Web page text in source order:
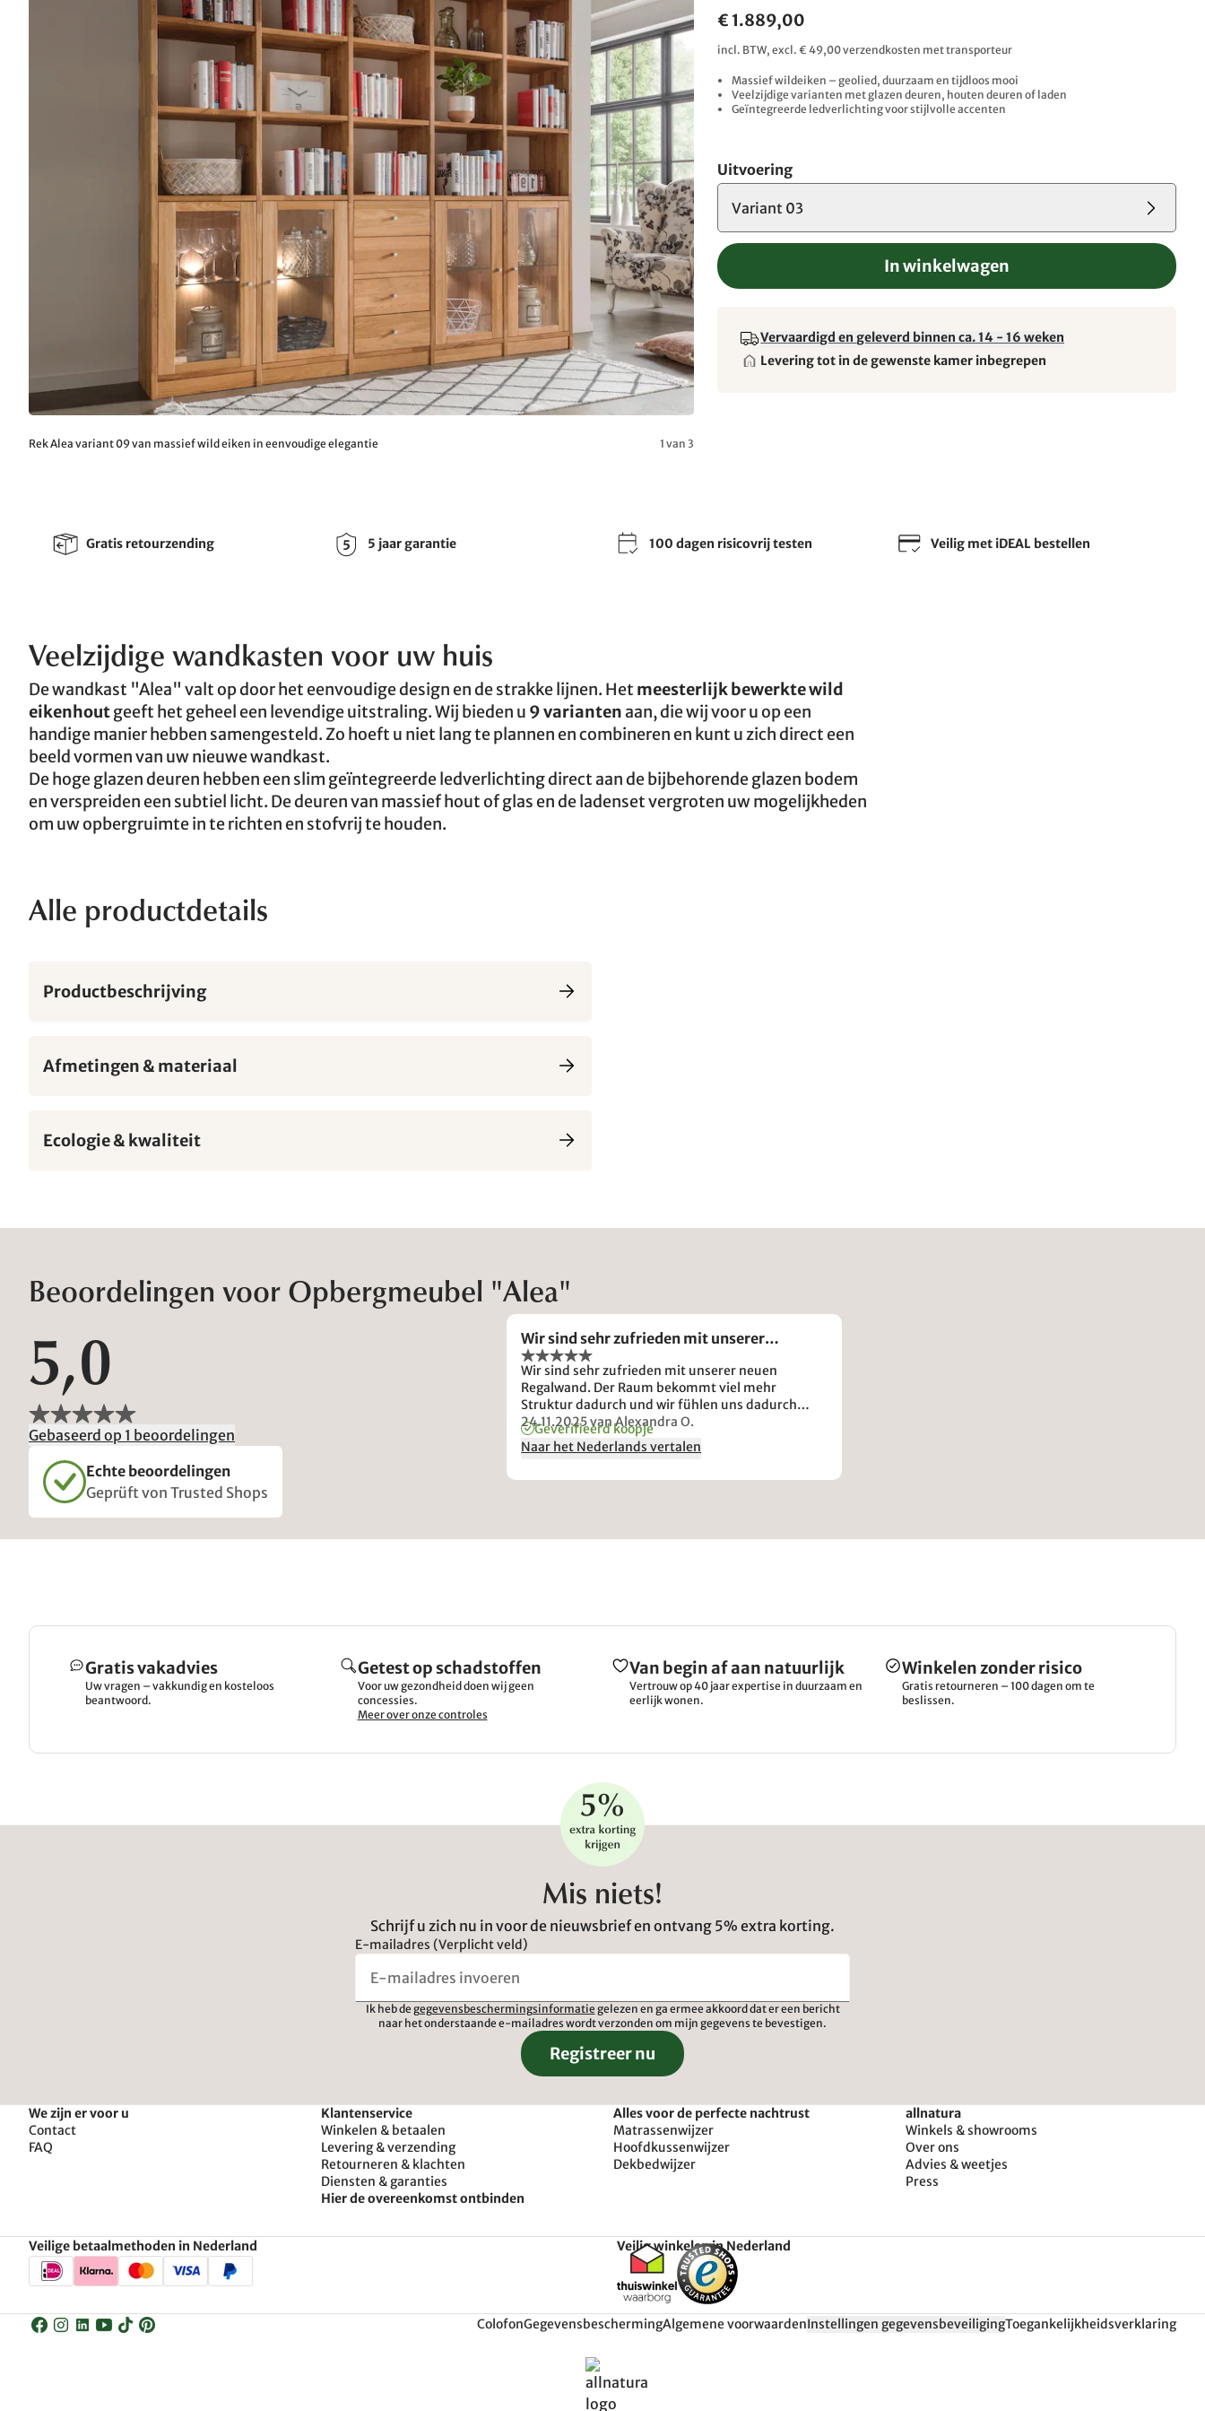
Rek Alea variant 09 van massief wild eiken in eenvoudige elegantie 1 van 3
€ 1.889,00
incl. BTW, excl. € 49,00 verzendkosten met transporteur
Massief wildeiken – geolied, duurzaam en tijdloos mooi
Veelzijdige varianten met glazen deuren, houten deuren of laden
Geïntegreerde ledverlichting voor stijlvolle accenten
Uitvoering
Variant 03
In winkelwagen
Vervaardigd en geleverd binnen ca. 14 - 16 weken
Levering tot in de gewenste kamer inbegrepen
Gratis retourzending 5 jaar garantie 100 dagen risicovrij testen Veilig met iDEAL bestellen
Veelzijdige wandkasten voor uw huis
De wandkast "Alea" valt op door het eenvoudige design en de strakke lijnen. Het meesterlijk bewerkte wild
eikenhoutgeeft het geheel een levendige uitstraling. Wij bieden u 9 variantenaan, die wij voor u op een
handige manier hebben samengesteld. Zo hoeft u niet lang te plannen en combineren en kunt u zich direct een
beeld vormen van uw nieuwe wandkast.
De hoge glazen deuren hebben een slim geïntegreerde ledverlichting direct aan de bijbehorende glazen bodem
en verspreiden een subtiel licht. De deuren van massief hout of glas en de ladenset vergroten uw mogelijkheden
om uw opbergruimte in te richten en stofvrij te houden.
Alle productdetails
Productbeschrijving
Afmetingen & materiaal
Ecologie & kwaliteit
Beoordelingen voor Opbergmeubel "Alea"
5,0
Gebaseerd op 1 beoordelingen
Echte beoordelingen
Geprüft von Trusted Shops
Wir sind sehr zufrieden mit unserer…
Wir sind sehr zufrieden mit unserer neuen
Regalwand. Der Raum bekommt viel mehr
Struktur dadurch und wir fühlen uns dadurch
wohler.
24.11.2025van Alexandra O.
Geverifieerd koopje
Naar het Nederlands vertalen
Gratis vakadvies
Uw vragen – vakkundig en kosteloos
beantwoord.
Getest op schadstoffen
Voor uw gezondheid doen wij geen
concessies.
Meer over onze controles
Van begin af aan natuurlijk
Vertrouw op 40 jaar expertise in duurzaam en
eerlijk wonen.
Winkelen zonder risico
Gratis retourneren – 100 dagen om te
beslissen.
Mis niets!
Schrijf u zich nu in voor de nieuwsbrief en ontvang 5% extra korting.
E-mailadres (Verplicht veld)
Ik heb de gegevensbeschermingsinformatie gelezen en ga ermee akkoord dat er een bericht
naar het onderstaande e-mailadres wordt verzonden om mijn gegevens te bevestigen.
Registreer nu
We zijn er voor u
Contact
FAQ
Klantenservice
Winkelen & betaalen
Levering & verzending
Retourneren & klachten
Diensten & garanties
Hier de overeenkomst ontbinden
Alles voor de perfecte nachtrust
Matrassenwijzer
Hoofdkussenwijzer
Dekbedwijzer
allnatura
Winkels & showrooms
Over ons
Advies & weetjes
Press
Veilige betaalmethoden in Nederland Veilig winkelen in Nederland
ColofonGegevensbeschermingAlgemene voorwaardenInstellingen gegevensbeveiligingToegankelijkheidsverklaring